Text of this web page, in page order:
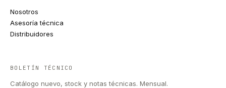
Nosotros
Asesoría técnica
Distribuidores
BOLETÍN TÉCNICO
Catálogo nuevo, stock y notas técnicas. Mensual.